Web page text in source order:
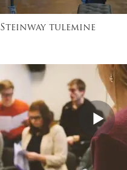
Steinway tulemine